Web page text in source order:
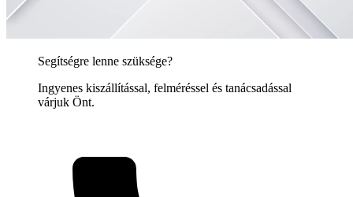
Segítségre lenne szüksége?
Ingyenes kiszállítással, felméréssel és tanácsadással
várjuk Önt.